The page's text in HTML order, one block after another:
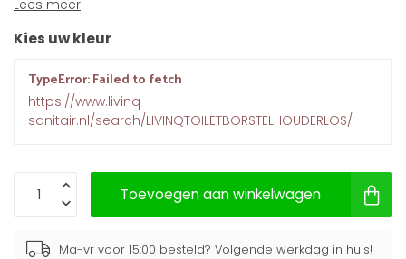
Lees meer.
Kies uw kleur
TypeError: Failed to fetch
https://www.livinq-
sanitair.nl/search/LIVINQTOILETBORSTELHOUDERLOS/
Toevoegen aan winkelwagen
Ma-vr voor 15:00 besteld? Volgende werkdag in huis!